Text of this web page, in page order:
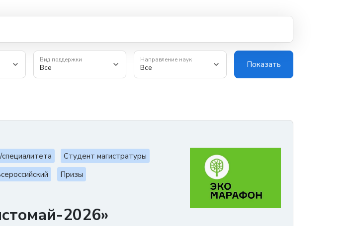
Вид поддержки
Все
Направление наук
Все Показать
Студент магистратуры
Призы
2026»